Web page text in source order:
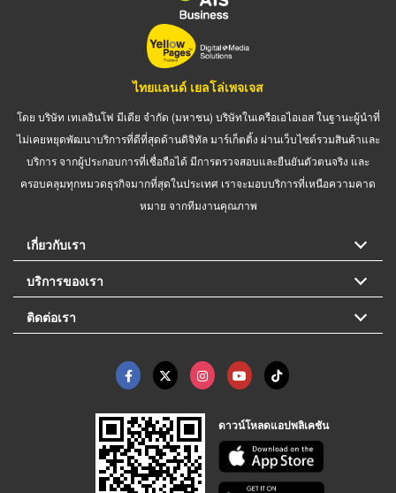
ไทยแลนด์ เยลโล่เพจเจส
โดย บริษัท เทเลอินโฟ มีเดีย จำกัด (มหาชน) บริษัทในเครือเอไอเอส ในฐานะผู้นำที่
ไม่เคยหยุดพัฒนาบริการที่ดีที่สุดด้านดิจิทัล มาร์เก็ตติ้ง ผ่านเว็บไซต์รวมสินค้าและ
บริการ จากผู้ประกอบการที่เชื่อถือได้ มีการตรวจสอบและยืนยันตัวตนจริง และ
ครอบคลุมทุกหมวดธุรกิจมากที่สุดในประเทศ เราจะมอบบริการที่เหนือความคาด
หมาย จากทีมงานคุณภาพ
เกี่ยวกับเรา
บริการของเรา
ติดต่อเรา
ดาวน์โหลดแอปพลิเคชัน